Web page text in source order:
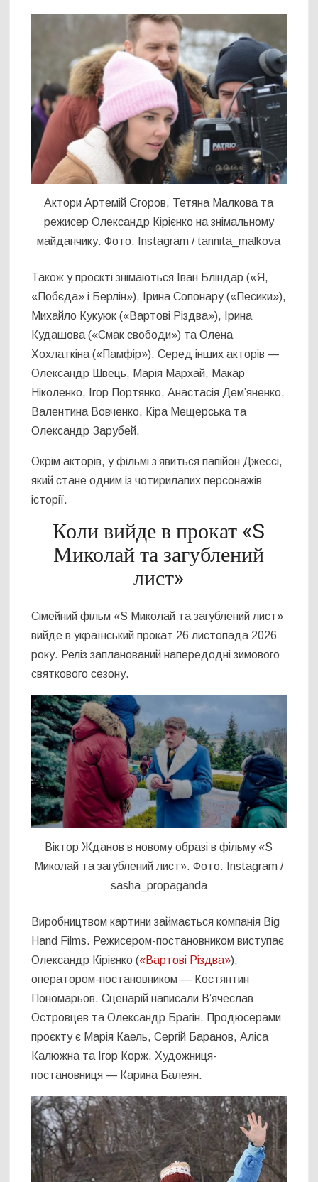
Актори Артемій Єгоров, Тетяна Малкова та
режисер Олександр Кірієнко на знімальному
майданчику. Фото: Instagram / tannita_malkova
Також у проєкті знімаються Іван Бліндар («Я,
«Побєда» і Берлін»), Ірина Сопонару («Песики»),
Михайло Кукуюк («Вартові Різдва»), Ірина
Кудашова («Смак свободи») та Олена
Хохлаткіна («Памфір»). Серед інших акторів —
Олександр Швець, Марія Мархай, Макар
Ніколенко, Ігор Портянко, Анастасія Дем’яненко,
Валентина Вовченко, Кіра Мещерська та
Олександр Зарубей.
Окрім акторів, у фільмі з’явиться папійон Джессі,
який стане одним із чотирилапих персонажів
історії.
Коли вийде в прокат «S
Миколай та загублений
лист»
Сімейний фільм «S Миколай та загублений лист»
вийде в український прокат 26 листопада 2026
року. Реліз запланований напередодні зимового
святкового сезону.
Віктор Жданов в новому образі в фільму «S
Миколай та загублений лист». Фото: Instagram /
sasha_propaganda
Виробництвом картини займається компанія Big
Hand Films. Режисером-постановником виступає
Олександр Кірієнко («Вартові Різдва»),
оператором-постановником — Костянтин
Пономарьов. Сценарій написали В’ячеслав
Островцев та Олександр Брагін. Продюсерами
проєкту є Марія Каель, Сергій Баранов, Аліса
Калюжна та Ігор Корж. Художниця-
постановниця — Карина Балеян.